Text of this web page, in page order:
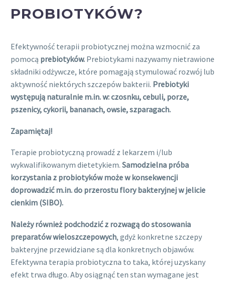
PROBIOTYKÓW?
Efektywność terapii probiotycznej można wzmocnić za
pomocą prebiotyków. Prebiotykami nazywamy nietrawione
składniki odżywcze, które pomagają stymulować rozwój lub
aktywność niektórych szczepów bakterii. Prebiotyki
występują naturalnie m.in. w: czosnku, cebuli, porze,
pszenicy, cykorii, bananach, owsie, szparagach.
Zapamiętaj!
Terapie probiotyczną prowadź z lekarzem i/lub
wykwalifikowanym dietetykiem. Samodzielna próba
korzystania z probiotyków może w konsekwencji
doprowadzić m.in. do przerostu flory bakteryjnej w jelicie
cienkim (SIBO).
Należy również podchodzić z rozwagą do stosowania
preparatów wieloszczepowych, gdyż konkretne szczepy
bakteryjne przewidziane są dla konkretnych objawów.
Efektywna terapia probiotyczna to taka, której uzyskany
efekt trwa długo. Aby osiągnąć ten stan wymagane jest